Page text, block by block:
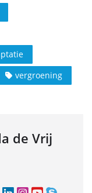
vergroening
de Vrij